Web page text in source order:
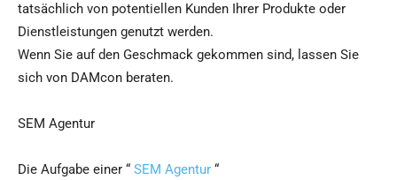
tatsächlich von potentiellen Kunden Ihrer Produkte oder
Dienstleistungen genutzt werden.
Wenn Sie auf den Geschmack gekommen sind, lassen Sie
sich von DAMcon beraten.
SEM Agentur
Die Aufgabe einer “ SEM Agentur “